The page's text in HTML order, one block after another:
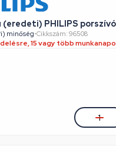
PHILIPS porszívó
minőség•Cikkszám: 96508
15 vagy több